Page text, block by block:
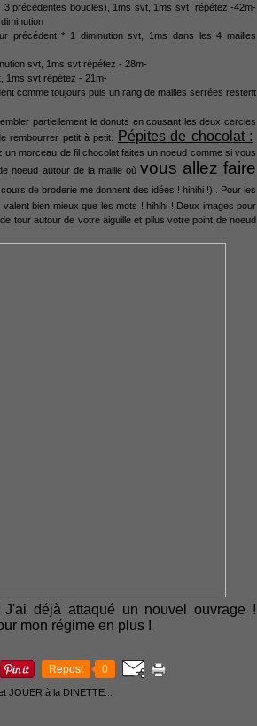
précédentes boucles), 1ms svt, 1ms svt répétez -42m-
précédent * 1 diminution svt, 1ms dans les 4 mailles
svt, 1ms svt répétez - 28m-
1ms svt répétez - 21m-
comme toujours puis un rang de mailles serrées restent
partiellement le donuts en cousant les deux cercles
rembourrer petit à petit.
Pépites de chocolat :
morceau de fil chocolat faites un noeud comme si vous
noeud autour de la maille où vous allez faire
de broderie me donnent des idées ! hihihi !) . Pour les
bien mieux que les mots ! hihihi ! Deux images pour
tour autour de votre aiguille et pllus votre point de noeud
déjà attaqué un nouvel ouvrage !
mon régime en plus !
Repost 0
JOUER à la DINETTE...